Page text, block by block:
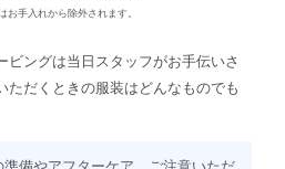
お手入れから除外されます。
ビングは当日スタッフがお手伝いさ
ただくときの服装はどんなものでも